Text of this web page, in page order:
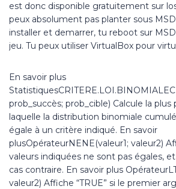
est donc disponible gratuitement sur
peux absolument pas planter sous
installer et demarrer, tu reboot sur
jeu. Tu peux utiliser VirtualBox pour
En savoir plus
prob_succès; prob_cible) Calcule la
laquelle la distribution binomiale
égale à un critère indiqué. En savoir
plusOpérateurNENE(valeur1; valeur2)
valeurs indiquées ne sont pas égales, et
cas contraire. En savoir plus
valeur2) Affiche “TRUE” si le premier